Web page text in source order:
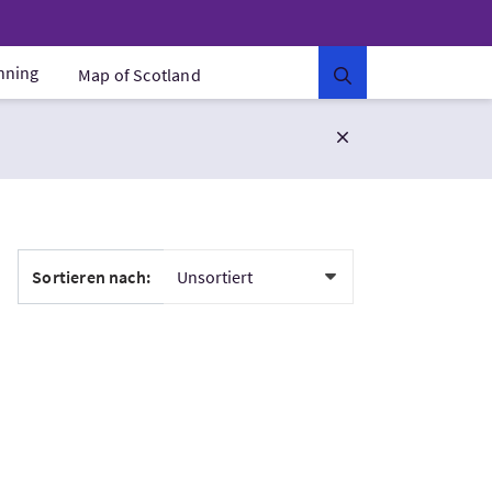
Map of Scotland
Sortieren nach: